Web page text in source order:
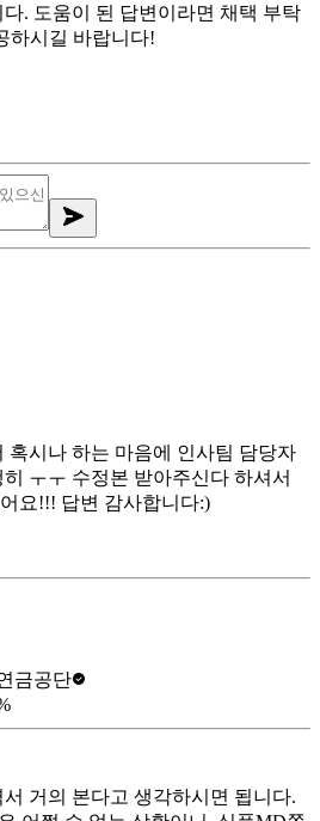
. 도움이 된 답변이라면 채택 부탁
하시길 바랍니다!
혹시나 하는 마음에 인사팀 담당자
ㅜㅜ 수정본 받아주신다 하셔서
요!!! 답변 감사합니다:)
금공단
거의 본다고 생각하시면 됩니다.